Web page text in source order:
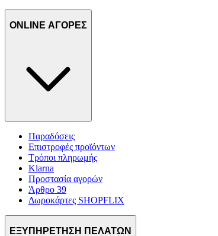
ONLINE ΑΓΟΡΕΣ
Παραδόσεις
Επιστροφές προϊόντων
Τρόποι πληρωμής
Klarna
Προστασία αγορών
Άρθρο 39
Δωροκάρτες SHOPFLIX
ΕΞΥΠΗΡΕΤΗΣΗ ΠΕΛΑΤΩΝ